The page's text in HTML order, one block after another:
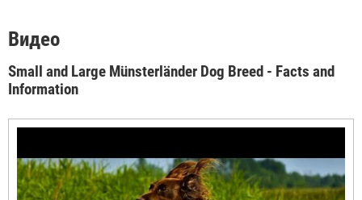
Видео
Small and Large Münsterländer Dog Breed - Facts and
Information